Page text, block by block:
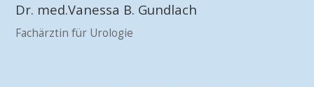
Dr. med.Vanessa B. Gundlach
Fachärztin für Urologie